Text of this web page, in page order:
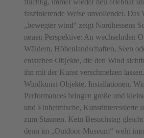
flüchtig, immer wieder neu erlebbar
faszinierende Weise unvollendet. Das
„bewegter wind“ zeigt Nordhessens
neuen Perspektive: An wechselnden
Wäldern, Höhenlandschaften, Seen
entstehen Objekte, die den Wind
ihn mit der Kunst verschmelzen lassen.
Windkunst-Objekte, Installationen,
Performances bringen große und
und Einheimische, Kunstinteressierte
zum Staunen. Kein Besuchstag
denn im „Outdoor-Museum“ weht